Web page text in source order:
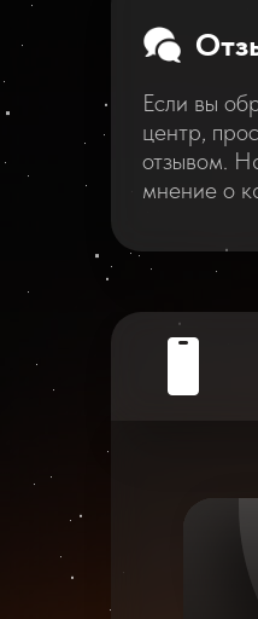
Если вы
центр,
отзывом.
мнение о